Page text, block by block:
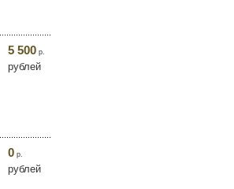
5 500 р.
рублей
0 р.
рублей